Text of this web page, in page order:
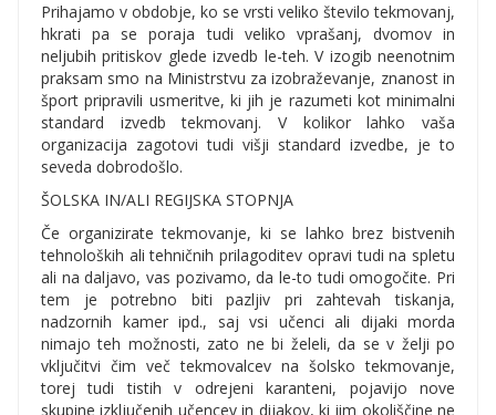
Prihajamo v obdobje, ko se vrsti veliko število tekmovanj,
hkrati pa se poraja tudi veliko vprašanj, dvomov in
neljubih pritiskov glede izvedb le-teh. V izogib neenotnim
praksam smo na Ministrstvu za izobraževanje, znanost in
šport pripravili usmeritve, ki jih je razumeti kot minimalni
standard izvedb tekmovanj. V kolikor lahko vaša
organizacija zagotovi tudi višji standard izvedbe, je to
seveda dobrodošlo.
ŠOLSKA IN/ALI REGIJSKA STOPNJA
Če organizirate tekmovanje, ki se lahko brez bistvenih
tehnoloških ali tehničnih prilagoditev opravi tudi na spletu
ali na daljavo, vas pozivamo, da le-to tudi omogočite. Pri
tem je potrebno biti pazljiv pri zahtevah tiskanja,
nadzornih kamer ipd., saj vsi učenci ali dijaki morda
nimajo teh možnosti, zato ne bi želeli, da se v želji po
vključitvi čim več tekmovalcev na šolsko tekmovanje,
torej tudi tistih v odrejeni karanteni, pojavijo nove
skupine izključenih učencev in dijakov, ki jim okoliščine ne